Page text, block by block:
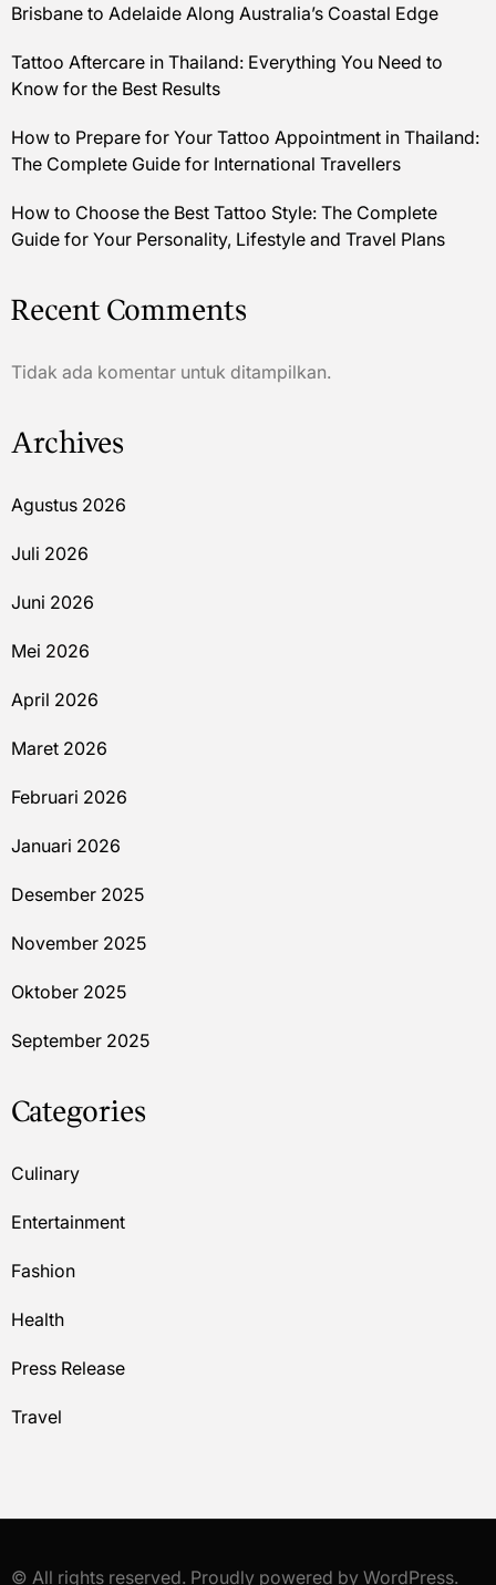
Brisbane to Adelaide Along Australia’s Coastal Edge
Tattoo Aftercare in Thailand: Everything You Need to
Know for the Best Results
How to Prepare for Your Tattoo Appointment in Thailand:
The Complete Guide for International Travellers
How to Choose the Best Tattoo Style: The Complete
Guide for Your Personality, Lifestyle and Travel Plans
Recent Comments
Tidak ada komentar untuk ditampilkan.
Archives
Agustus 2026
Juli 2026
Juni 2026
Mei 2026
April 2026
Maret 2026
Februari 2026
Januari 2026
Desember 2025
November 2025
Oktober 2025
September 2025
Categories
Culinary
Entertainment
Fashion
Health
Press Release
Travel
© All rights reserved. Proudly powered by WordPress.